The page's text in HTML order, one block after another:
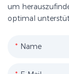
um
optimal
Name